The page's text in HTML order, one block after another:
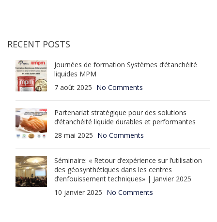
RECENT POSTS
Journées de formation Systèmes d’étanchéité
liquides MPM
7 août 2025 No Comments
Partenariat stratégique pour des solutions
d’étanchéité liquide durables et performantes
28 mai 2025 No Comments
Séminaire: « Retour d’expérience sur l’utilisation
des géosynthétiques dans les centres
d’enfouissement techniques» | Janvier 2025
10 janvier 2025 No Comments